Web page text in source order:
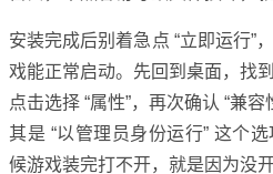
安装完成后别着急点 “立即运行”
戏能正常启动。先回到桌面，找
点击选择 “属性”，再次确认 “兼
其是 “以管理员身份运行” 这个
候游戏装完打不开，就是因为没